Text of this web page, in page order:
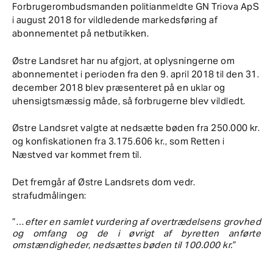
Forbrugerombudsmanden politianmeldte GN Triova ApS
i august 2018 for vildledende markedsføring af
abonnementet på netbutikken.
Østre Landsret har nu afgjort, at oplysningerne om
abonnementet i perioden fra den 9. april 2018 til den 31.
december 2018 blev præsenteret på en uklar og
uhensigtsmæssig måde, så forbrugerne blev vildledt.
Østre Landsret valgte at nedsætte bøden fra 250.000 kr.
og konfiskationen fra 3.175.606 kr., som Retten i
Næstved var kommet frem til.
Det fremgår af Østre Landsrets dom vedr.
strafudmålingen:
”…efter en samlet vurdering af overtrædelsens grovhed
og omfang og de i øvrigt af byretten anførte
omstændigheder, nedsættes bøden til 100.000 kr.”